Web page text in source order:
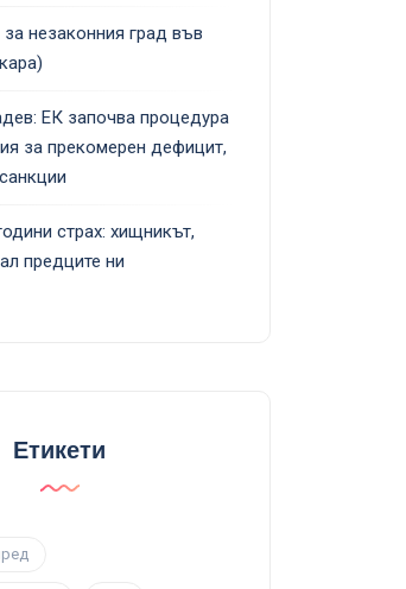
незаконния град във
ЕК започва процедура
за прекомерен дефицит,
страх: хищникът,
предците ни
Етикети